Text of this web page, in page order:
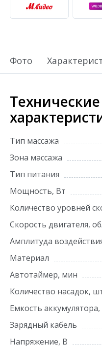
Фото
Технические
Тип массажа
Зона массажа
Тип питания
Мощность, Вт
Количество уровней
Скорость двигателя,
Амплитуда
Материал
Автотаймер, мин
Количество насадок,
Емкость
Зарядный кабель
Напряжение, В